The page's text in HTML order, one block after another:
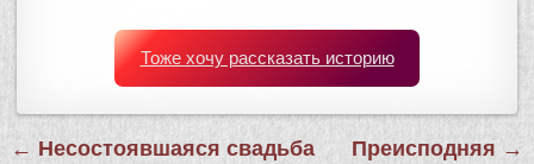
Тоже хочу рассказать историю
Навигация
← Несостоявшаяся свадьба Преисподняя →